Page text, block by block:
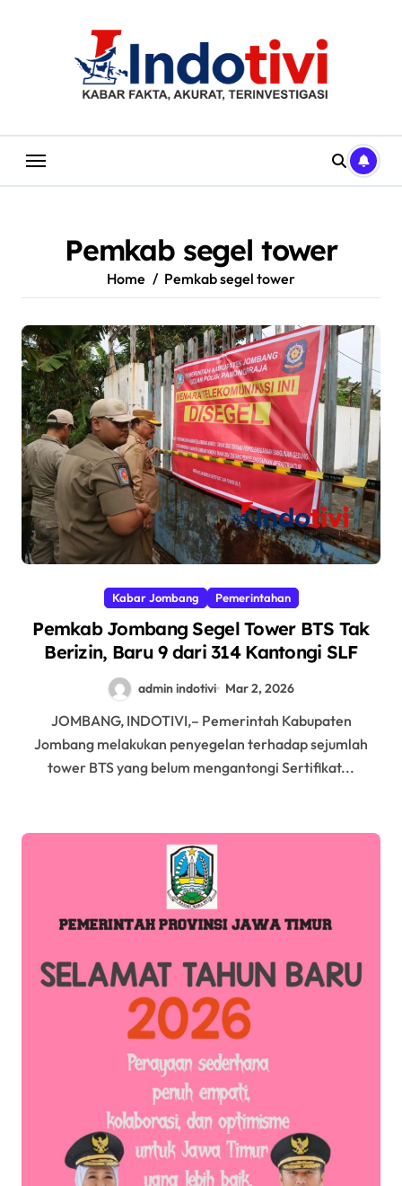
Pemkab segel tower
Home Pemkab segel tower
Kabar Jombang Pemerintahan
Pemkab Jombang Segel Tower BTS Tak
Berizin, Baru 9 dari 314 Kantongi SLF
admin indotivi Mar 2, 2026
JOMBANG, INDOTIVI,– Pemerintah Kabupaten
Jombang melakukan penyegelan terhadap sejumlah
tower BTS yang belum mengantongi Sertifikat...